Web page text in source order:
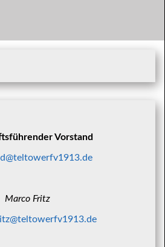
Vorstand
Marco Fritz